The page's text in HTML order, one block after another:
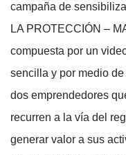
campaña de
LA PROTECCIÓN –
compuesta por un
sencilla y por medio
dos emprendedores
recurren a la vía del
generar valor a sus